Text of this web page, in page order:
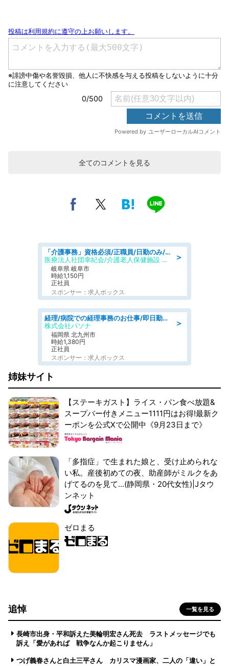
全てのコメントを見る
＞
「介護事務」資格必須/正職員/日勤のみ/介護老人保健施設
医療法人社団幸紀会/介護老人保健施設 グリーンビラ安江
岐阜県 岐阜市
時給1,150円
正社員
スポンサー：求人ボックス
＞
経理/病院での経理事務のお仕事/即日勤務可/車通勤可/経理/一般事務
株式会社パソナ
福岡県 北九州市
時給1,380円
正社員
スポンサー：求人ボックス
姉妹サイト
【ステーキガスト】ライス・パン食べ放題&
スープバー付きメニュー1111円はお得!最新ク
ーポンを公式Xで公開中《9月23日まで》
「多指症」で生まれた娘と、受け止められな
い私。産後初めての夜、助産師がミルクをあ
げてるのを見て...(静岡県・20代女性)|Jタウ
ンネット
ゼロまる
追悼 一覧を見る
長崎市出身・平和訴えた美輪明宏さん死去 ラストメッセージでも
訴え「愛があれば 戦争なんか起こりません」
つげ義春さんと白土三平さん カリスマ漫画家、二人の「違い」と